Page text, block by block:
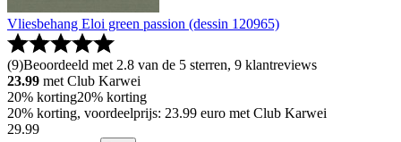
Vliesbehang Eloi green passion (dessin 120965)
(9)Beoordeeld met 2.8 van de 5 sterren, 9 klantreviews
23.99 met Club Karwei
20% korting20% korting
20% korting, voordeelprijs: 23.99 euro met Club Karwei
29.99